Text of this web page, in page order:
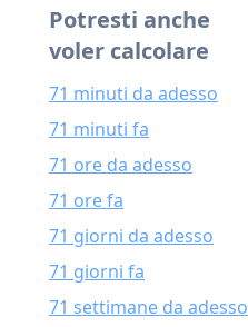
Potresti anche
voler calcolare
71 minuti da adesso
71 minuti fa
71 ore da adesso
71 ore fa
71 giorni da adesso
71 giorni fa
71 settimane da adesso